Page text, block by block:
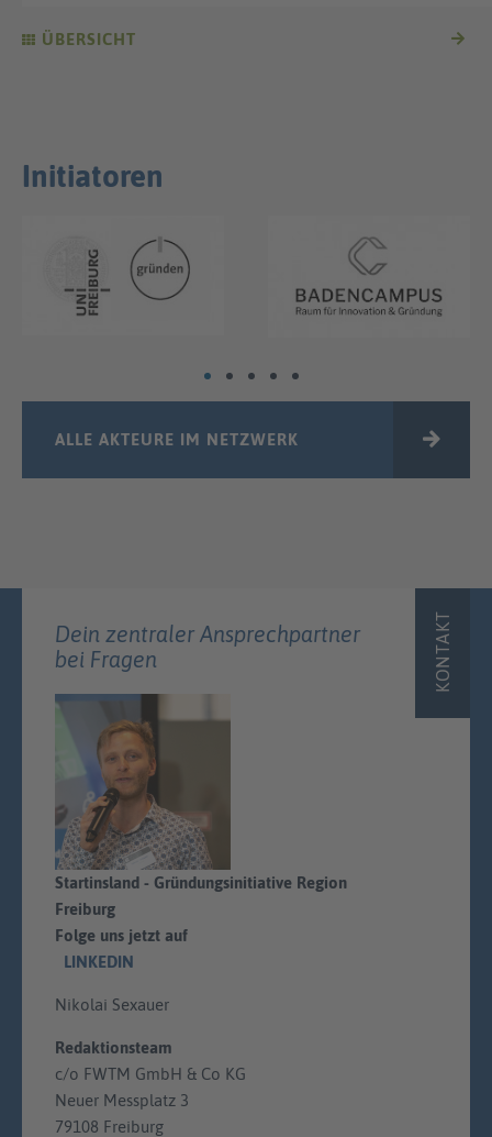
ÜBERSICHT
Initiatoren
ALLE AKTEURE IM NETZWERK
KONTAKT
Dein zentraler Ansprechpartner
bei Fragen
Startinsland - Gründungsinitiative Region
Freiburg
Folge uns jetzt auf
LINKEDIN
Nikolai Sexauer
Redaktionsteam
c/o FWTM GmbH & Co KG
Neuer Messplatz 3
79108 Freiburg